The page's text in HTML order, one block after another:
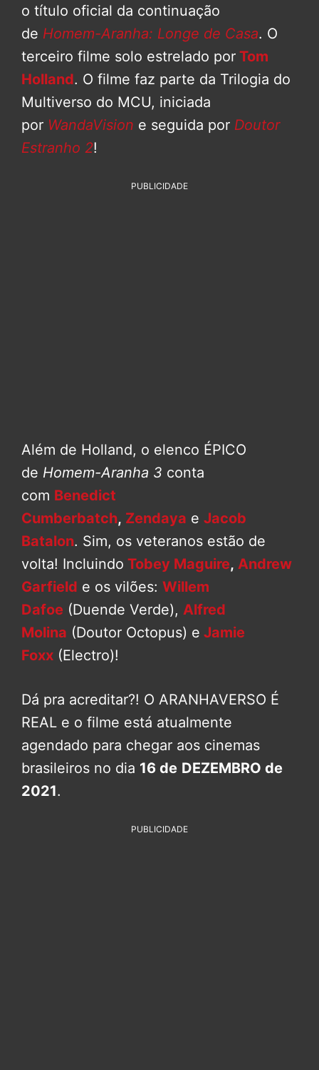
o título oficial da continuação
de Homem-Aranha: Longe de Casa. O
terceiro filme solo estrelado por Tom
Holland. O filme faz parte da Trilogia do
Multiverso do MCU, iniciada
por WandaVision e seguida por Doutor
Estranho 2!
PUBLICIDADE
Além de Holland, o elenco ÉPICO
de Homem-Aranha 3 conta
com Benedict
Cumberbatch, Zendaya e Jacob
Batalon. Sim, os veteranos estão de
volta! Incluindo Tobey Maguire, Andrew
Garfield e os vilões: Willem
Dafoe (Duende Verde), Alfred
Molina (Doutor Octopus) e Jamie
Foxx (Electro)!
Dá pra acreditar?! O ARANHAVERSO É
REAL e o filme está atualmente
agendado para chegar aos cinemas
brasileiros no dia 16 de DEZEMBRO de
2021.
PUBLICIDADE